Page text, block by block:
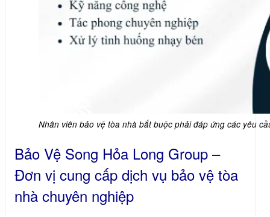
Nhân viên bảo vệ tòa nhà bắt buộc phải đáp ứng các yêu
Bảo Vệ Song Hỏa Long Group –
Đơn vị cung cấp dịch vụ bảo vệ tòa
nhà chuyên nghiệp